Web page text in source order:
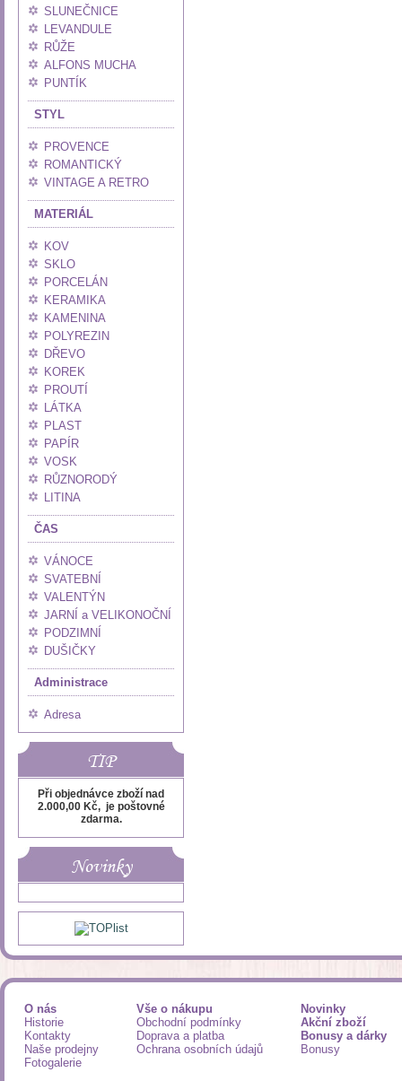
SLUNEČNICE
LEVANDULE
RŮŽE
ALFONS MUCHA
PUNTÍK
STYL
PROVENCE
ROMANTICKÝ
VINTAGE A RETRO
MATERIÁL
KOV
SKLO
PORCELÁN
KERAMIKA
KAMENINA
POLYREZIN
DŘEVO
KOREK
PROUTÍ
LÁTKA
PLAST
PAPÍR
VOSK
RŮZNORODÝ
LITINA
ČAS
VÁNOCE
SVATEBNÍ
VALENTÝN
JARNÍ a VELIKONOČNÍ
PODZIMNÍ
DUŠIČKY
Administrace
Adresa
TIP
Při objednávce zboží nad
2.000,00 Kč, je poštovné
zdarma.
Novinky
O nás
Historie
Kontakty
Naše prodejny
Fotogalerie
Vše o nákupu
Obchodní podmínky
Doprava a platba
Ochrana osobních údajů
Novinky
Akční zboží
Bonusy a dárky
Bonusy